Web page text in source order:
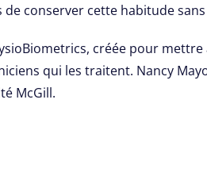
conserver cette habitude
créée pour
qui les traitent. Nancy
McGill.